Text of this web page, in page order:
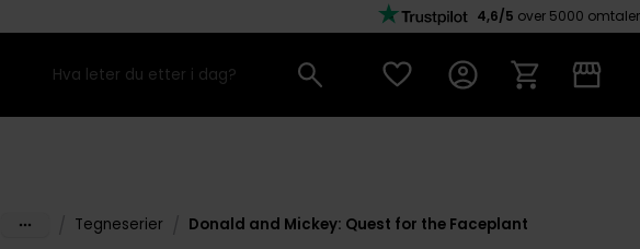
4,6/5 over 5000 omtaler
Tegneserier Donald and Mickey: Quest for the Faceplant